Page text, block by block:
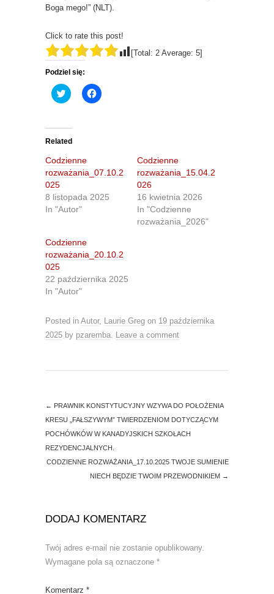
Boga mego!” (NLT).
Click to rate this post!
[Total: 2 Average: 5]
Podziel się:
C
l
t
o
s
h
a
r
e
n
T
w
e
r
(
p
e
n
n
w
d
C
l
r
e
n
F
o
k
O
p
n
e
n
)
Related
Codzienne
rozważania_07.10.2
025
8 listopada 2025
In "Autor"
Codzienne
rozważania_15.04.2
026
16 kwietnia 2026
In "Codzienne
rozważania_2026"
Codzienne
rozważania_20.10.2
025
22 października 2025
In "Autor"
Posted in Autor, Laurie Greg on 19 października
2025 by pzaremba Leave a comment
← PRAWNIK KONSTYTUCYJNY WZYWA DO POŁOŻENIA
KRESU „FAŁSZYWYM” TWIERDZENIOM DOTYCZĄCYM
POCHÓWKÓW W KANADYJSKICH SZKOŁACH
REZYDENCJALNYCH.
CODZIENNE ROZWAŻANIA_17.10.2025 TWOJE SUMIENIE
NIECH BĘDZIE TWOIM PRZEWODNIKIEM →
DODAJ KOMENTARZ
Twój adres e-mail nie zostanie opublikowany.
Wymagane pola są oznaczone *
Komentarz *